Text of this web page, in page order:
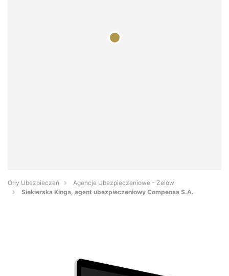
Orły Ubezpieczeń
Agencje Ubezpieczeniowe - Zelów
Siekierska Kinga, agent ubezpieczeniowy Compensa S.A.